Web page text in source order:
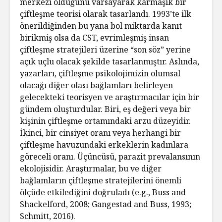
çiftleşme teorisi olarak tasarlandı. 1993’te ilk
önerildiğinden bu yana bol miktarda kanıt
birikmiş olsa da CST, evrimleşmiş insan
çiftleşme stratejileri üzerine “son söz” yerine
açık uçlu olacak şekilde tasarlanmıştır. Aslında,
yazarları, çiftleşme psikolojimizin olumsal
olacağı diğer olası bağlamları belirleyen
gelecekteki teorisyen ve araştırmacılar için bir
gündem oluşturdular. Biri, eş değeri veya bir
kişinin çiftleşme ortamındaki arzu düzeyidir.
İkinci, bir cinsiyet oranı veya herhangi bir
çiftleşme havuzundaki erkeklerin kadınlara
göreceli oranı. Üçüncüsü, parazit prevalansının
ekolojisidir. Araştırmalar, bu ve diğer
bağlamların çiftleşme stratejilerini önemli
ölçüde etkilediğini doğruladı (e.g., Buss and
Shackelford, 2008; Gangestad and Buss, 1993;
Schmitt, 2016).